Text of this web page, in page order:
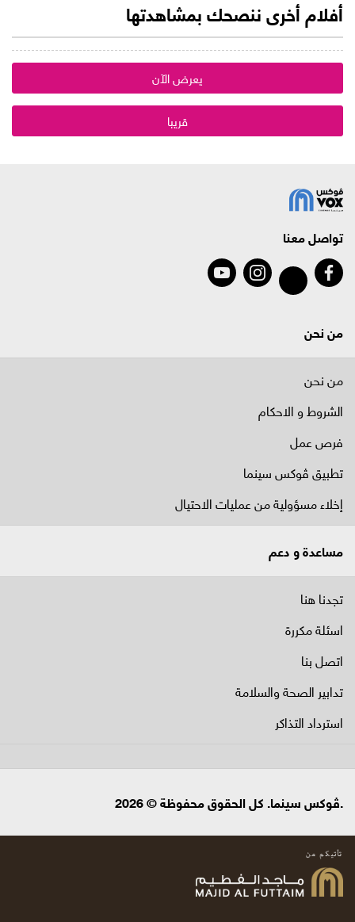
أفلام أخرى ننصحك بمشاهدتها
يعرض الآن
قريبا
تواصل معنا
من نحن
من نحن
الشروط و الاحكام
فرص عمل
تطبيق ڤوكس سينما
إخلاء مسؤولية من عمليات الاحتيال
مساعدة و دعم
تجدنا هنا
اسئلة مكررة
اتصل بنا
تدابير الصحة والسلامة
استرداد التذاكر
.ڤوكس سينما. كل الحقوق محفوظة © 2026